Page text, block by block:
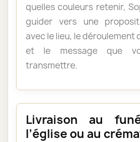
quelles couleurs retenir,
guider vers une
avec le lieu, le déroulement
et le message que
transmettre.
Livraison au
l’église ou au